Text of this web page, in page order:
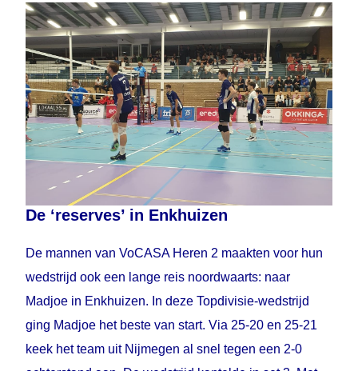
De ‘reserves’ in Enkhuizen
De mannen van VoCASA Heren 2 maakten voor hun
wedstrijd ook een lange reis noordwaarts: naar
Madjoe in Enkhuizen. In deze Topdivisie-wedstrijd
ging Madjoe het beste van start. Via 25-20 en 25-21
keek het team uit Nijmegen al snel tegen een 2-0